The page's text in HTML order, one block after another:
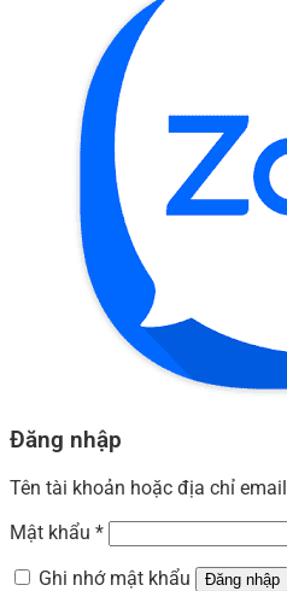
Đăng nhập
Tên tài khoản hoặc địa chỉ email
Mật khẩu *
Ghi nhớ mật khẩu
Đăng nhập